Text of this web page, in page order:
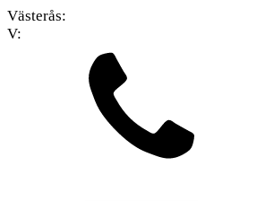
Västerås:
V: